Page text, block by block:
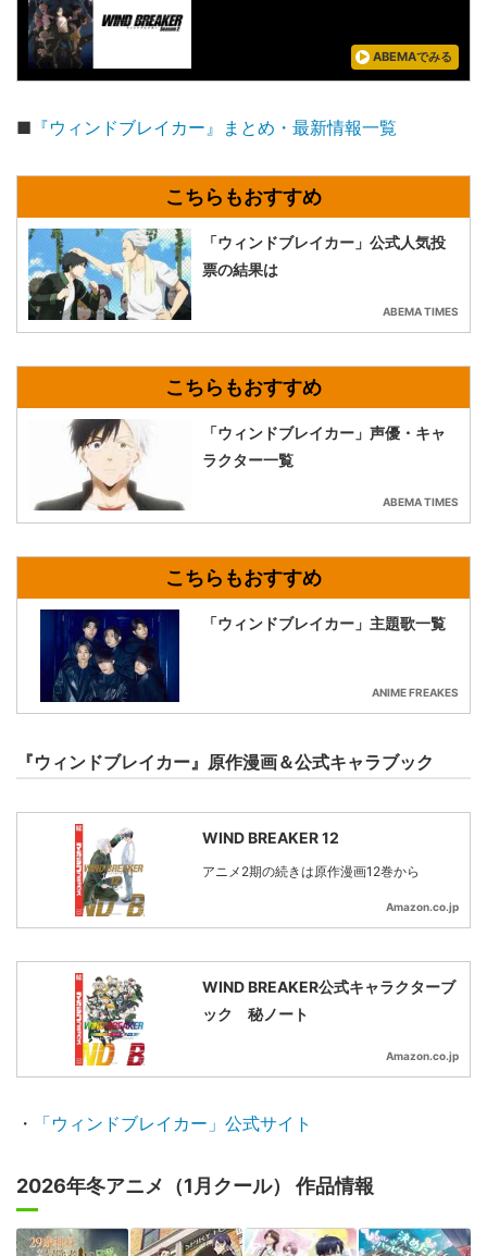
ABEMAでみる
■ 『ウィンドブレイカー』まとめ・最新情報一覧
「ウィンドブレイカー」公式人気投
票の結果は
ABEMA TIMES
「ウィンドブレイカー」声優・キャ
ラクター一覧
ABEMA TIMES
「ウィンドブレイカー」主題歌一覧
ANIME FREAKES
『ウィンドブレイカー』原作漫画＆公式キャラブック
WIND BREAKER 12
アニメ2期の続きは原作漫画12巻から
Amazon.co.jp
WIND BREAKER公式キャラクターブ
ック 秘ノート
Amazon.co.jp
・ 「ウィンドブレイカー」公式サイト
2026年冬アニメ（1月クール） 作品情報